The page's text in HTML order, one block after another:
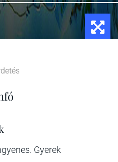
Gyerek